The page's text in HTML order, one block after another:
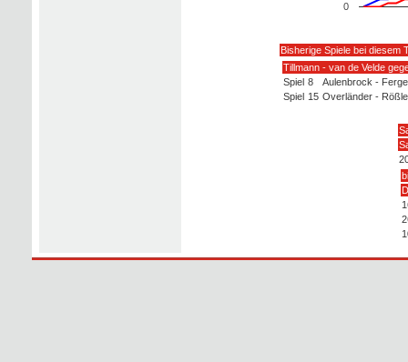
0
Bisherige Spiele bei diesem
Tillmann - van de Velde
Spiel 8
Aulenbrock -
Spiel 15 Overländer -